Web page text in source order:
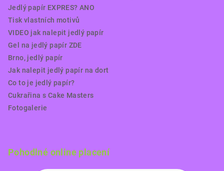
Jedlý papír EXPRES? ANO
Tisk vlastních motivů
VIDEO jak nalepit jedlý papír
Gel na jedlý papír ZDE
Brno, jedlý papír
Jak nalepit jedlý papír na dort
Co to je jedlý papír?
Cukrařina s Cake Masters
Fotogalerie
Pohodlné online placení